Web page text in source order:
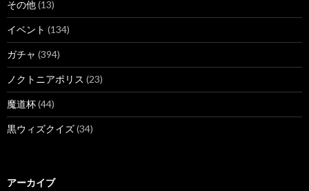
その他(13)
イベント (134)
ガチャ (394)
ノクトニアポリス (23)
魔道杯(44)
黒ウィズクイズ(34)
アーカイブ